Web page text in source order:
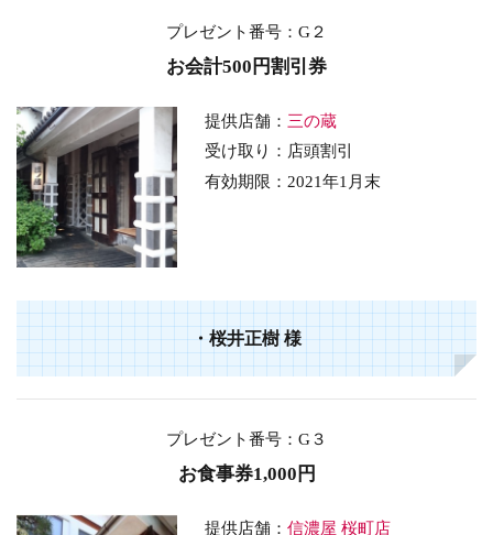
プレゼント番号 ：G２
お会計500円割引券
提供店舗： 三の蔵
受け取り：店頭割引
有効期限：2021年1月末
・桜井正樹 様
プレゼント番号 ：G３
お食事券1,000円
提供店舗：信濃屋 桜町店